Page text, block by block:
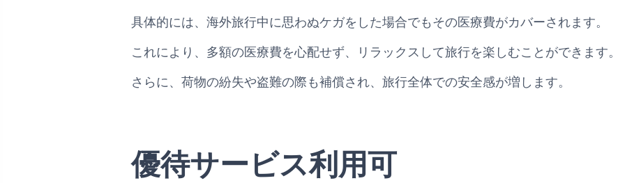
具体的には、海外旅行中に思わぬケガをした場合でもその医療費がカバーされます。
これにより、多額の医療費を心配せず、リラックスして旅行を楽しむことができます。
さらに、荷物の紛失や盗難の際も補償され、旅行全体での安全感が増します。
優待サービス利用可